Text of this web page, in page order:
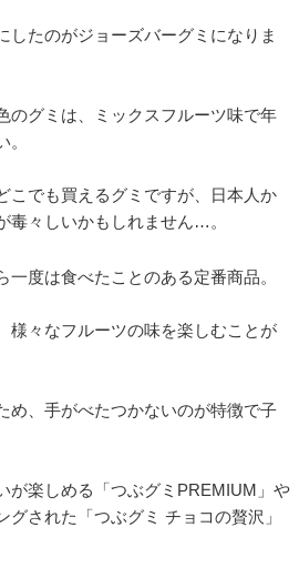
したのがジョーズバーグミになりま
のグミは、ミックスフルーツ味で年
こでも買えるグミですが、日本人か
毒々しいかもしれません…。
度は食べたことのある定番商品。
様々なフルーツの味を楽しむことが
め、手がべたつかないのが特徴で子
が楽しめる「つぶグミPREMIUM」や
された「つぶグミ チョコの贅沢」